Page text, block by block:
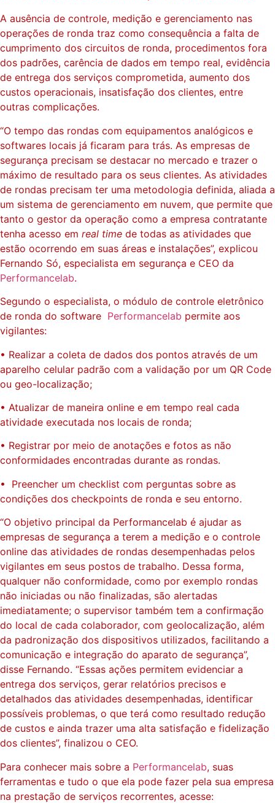
A ausência de controle, medição e gerenciamento nas
operações de ronda traz como consequência a falta de
cumprimento dos circuitos de ronda, procedimentos fora
dos padrões, carência de dados em tempo real, evidência
de entrega dos serviços comprometida, aumento dos
custos operacionais, insatisfação dos clientes, entre
outras complicações.
“O tempo das rondas com equipamentos analógicos e
softwares locais já ficaram para trás. As empresas de
segurança precisam se destacar no mercado e trazer o
máximo de resultado para os seus clientes. As atividades
de rondas precisam ter uma metodologia definida, aliada a
um sistema de gerenciamento em nuvem, que permite que
tanto o gestor da operação como a empresa contratante
tenha acesso em real time de todas as atividades que
estão ocorrendo em suas áreas e instalações”, explicou
Fernando Só, especialista em segurança e CEO da
Performancelab.
Segundo o especialista, o módulo de controle eletrônico
de ronda do software Performancelab permite aos
vigilantes:
• Realizar a coleta de dados dos pontos através de um
aparelho celular padrão com a validação por um QR Code
ou geo-localização;
• Atualizar de maneira online e em tempo real cada
atividade executada nos locais de ronda;
• Registrar por meio de anotações e fotos as não
conformidades encontradas durante as rondas.
• Preencher um checklist com perguntas sobre as
condições dos checkpoints de ronda e seu entorno.
“O objetivo principal da Performancelab é ajudar as
empresas de segurança a terem a medição e o controle
online das atividades de rondas desempenhadas pelos
vigilantes em seus postos de trabalho. Dessa forma,
qualquer não conformidade, como por exemplo rondas
não iniciadas ou não finalizadas, são alertadas
imediatamente; o supervisor também tem a confirmação
do local de cada colaborador, com geolocalização, além
da padronização dos dispositivos utilizados, facilitando a
comunicação e integração do aparato de segurança”,
disse Fernando. “Essas ações permitem evidenciar a
entrega dos serviços, gerar relatórios precisos e
detalhados das atividades desempenhadas, identificar
possíveis problemas, o que terá como resultado redução
de custos e ainda trazer uma alta satisfação e fidelização
dos clientes”, finalizou o CEO.
Para conhecer mais sobre a Performancelab, suas
ferramentas e tudo o que ela pode fazer pela sua empresa
na prestação de serviços recorrentes, acesse: